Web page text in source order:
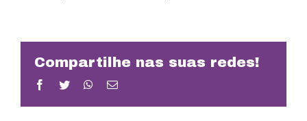
Compartilhe nas suas redes!
Facebook
Twitter WhatsApp
Email